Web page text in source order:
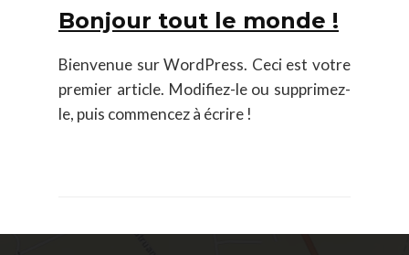
Bonjour tout le monde !
Bienvenue sur WordPress. Ceci est votre
premier article. Modifiez-le ou supprimez-
le, puis commencez à écrire !